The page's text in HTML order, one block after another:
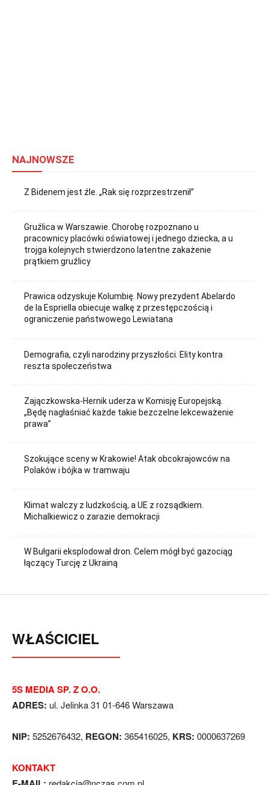
NAJNOWSZE
Z Bidenem jest źle. „Rak się rozprzestrzenił”
Gruźlica w Warszawie. Chorobę rozpoznano u
pracownicy placówki oświatowej i jednego dziecka, a u
trojga kolejnych stwierdzono latentne zakażenie
prątkiem gruźlicy
Prawica odzyskuje Kolumbię. Nowy prezydent Abelardo
de la Espriella obiecuje walkę z przestępczością i
ograniczenie państwowego Lewiatana
Demografia, czyli narodziny przyszłości. Elity kontra
reszta społeczeństwa
Zajączkowska-Hernik uderza w Komisję Europejską.
„Będę nagłaśniać każde takie bezczelne lekceważenie
prawa”
Szokujące sceny w Krakowie! Atak obcokrajowców na
Polaków i bójka w tramwaju
Klimat walczy z ludzkością, a UE z rozsądkiem.
Michalkiewicz o zarazie demokracji
W Bułgarii eksplodował dron. Celem mógł być gazociąg
łączący Turcję z Ukrainą
WŁAŚCICIEL
5S MEDIA SP. Z O.O.
ADRES: ul. Jelinka 31 01-646 Warszawa
NIP: 5252676432, REGON: 365416025, KRS: 0000637269
KONTAKT